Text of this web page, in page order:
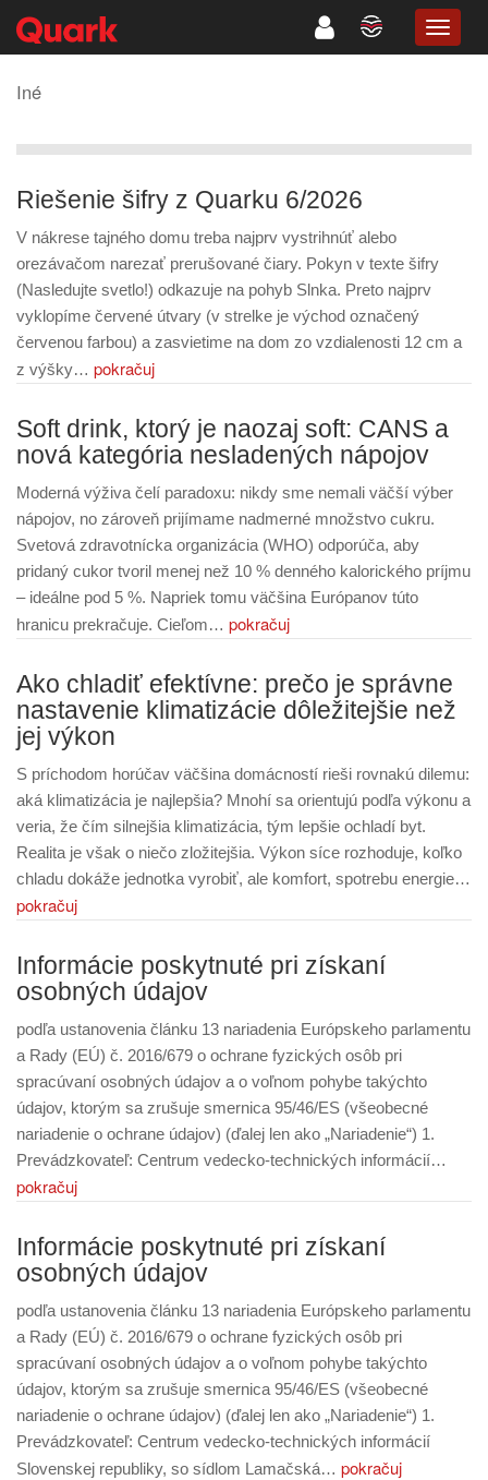
Iné
Riešenie šifry z Quarku 6/2026
V nákrese tajného domu treba najprv vystrihnúť alebo
orezávačom narezať prerušované čiary. Pokyn v texte šifry
(Nasledujte svetlo!) odkazuje na pohyb Slnka. Preto najprv
vyklopíme červené útvary (v strelke je východ označený
červenou farbou) a zasvietime na dom zo vzdialenosti 12 cm a
z výšky… pokračuj
Soft drink, ktorý je naozaj soft: CANS a
nová kategória nesladených nápojov
Moderná výživa čelí paradoxu: nikdy sme nemali väčší výber
nápojov, no zároveň prijímame nadmerné množstvo cukru.
Svetová zdravotnícka organizácia (WHO) odporúča, aby
pridaný cukor tvoril menej než 10 % denného kalorického príjmu
– ideálne pod 5 %. Napriek tomu väčšina Európanov túto
hranicu prekračuje. Cieľom… pokračuj
Ako chladiť efektívne: prečo je správne
nastavenie klimatizácie dôležitejšie než
jej výkon
S príchodom horúčav väčšina domácností rieši rovnakú dilemu:
aká klimatizácia je najlepšia? Mnohí sa orientujú podľa výkonu a
veria, že čím silnejšia klimatizácia, tým lepšie ochladí byt.
Realita je však o niečo zložitejšia. Výkon síce rozhoduje, koľko
chladu dokáže jednotka vyrobiť, ale komfort, spotrebu energie…
pokračuj
Informácie poskytnuté pri získaní
osobných údajov
podľa ustanovenia článku 13 nariadenia Európskeho parlamentu
a Rady (EÚ) č. 2016/679 o ochrane fyzických osôb pri
spracúvaní osobných údajov a o voľnom pohybe takýchto
údajov, ktorým sa zrušuje smernica 95/46/ES (všeobecné
nariadenie o ochrane údajov) (ďalej len ako „Nariadenie“) 1.
Prevádzkovateľ: Centrum vedecko-technických informácií…
pokračuj
Informácie poskytnuté pri získaní
osobných údajov
podľa ustanovenia článku 13 nariadenia Európskeho parlamentu
a Rady (EÚ) č. 2016/679 o ochrane fyzických osôb pri
spracúvaní osobných údajov a o voľnom pohybe takýchto
údajov, ktorým sa zrušuje smernica 95/46/ES (všeobecné
nariadenie o ochrane údajov) (ďalej len ako „Nariadenie“) 1.
Prevádzkovateľ: Centrum vedecko-technických informácií
Slovenskej republiky, so sídlom Lamačská… pokračuj